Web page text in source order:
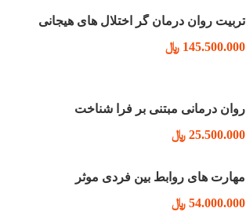
تربیت روان درمان گر اختلال های هیجانی
145.500.000 ﷼
روان درمانی مبتنی بر فرا شناخت
25.500.000 ﷼
مهارت های روابط بین فردی موثر
54.000.000 ﷼